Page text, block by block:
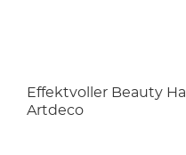
Effektvoller Beauty
Artdeco